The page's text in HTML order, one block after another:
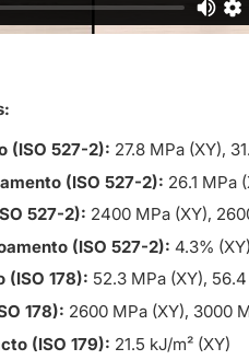
(ISO 527-2): 27.8 MPa (XY),
(ISO 527-2): 26.1 MPa
527-2): 2400 MPa (XY),
(ISO 527-2): 4.3%
(ISO 178): 52.3 MPa (XY),
178): 2600 MPa (XY), 3000
(ISO 179): 21.5 kJ/m² (XY)